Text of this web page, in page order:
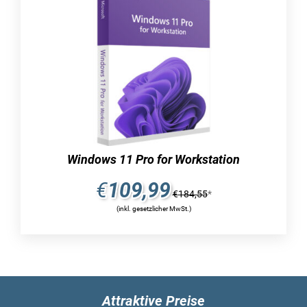
wie beispielsweise den Microsoft Surface-
Geräten, mit ein. Dies gilt gleichermaßen für
Lehrer, Dozenten und Professoren. Aus diesem
Grund ist Windows 10 Education unabhängig
von spezifischen Gerätekategorien und
funktioniert stets einwandfrei.
Bildungseinrichtungen können daher das
Betriebssystem problemlos an ihre Lerngruppen
weitergeben, unabhängig davon, mit welchem
Gerät jeder einzelne Schüler oder Student
Apps, die das Lernen effektiv fördern
erwerben. Dieses Betriebssystem bietet Ihnen
Windows 11 Pro for Workstation
€109,99€184,55*
(inkl. gesetzlicher MwSt.)
Attraktive Preise